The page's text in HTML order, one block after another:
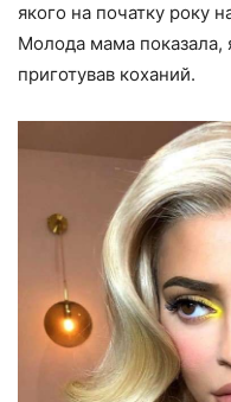
якого на початку року
Молода мама показала,
приготував коханий.